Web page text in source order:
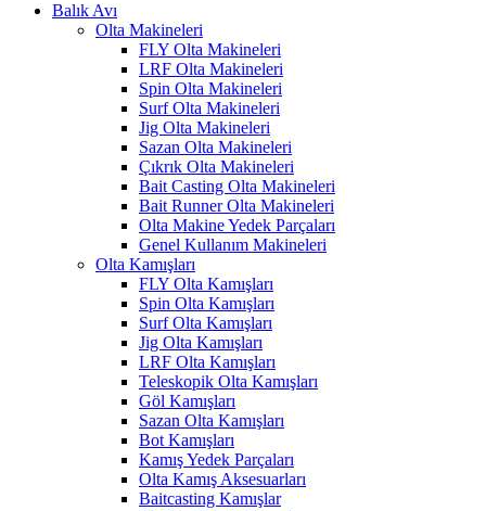
Balık Avı
Olta Makineleri
FLY Olta Makineleri
LRF Olta Makineleri
Spin Olta Makineleri
Surf Olta Makineleri
Jig Olta Makineleri
Sazan Olta Makineleri
Çıkrık Olta Makineleri
Bait Casting Olta Makineleri
Bait Runner Olta Makineleri
Olta Makine Yedek Parçaları
Genel Kullanım Makineleri
Olta Kamışları
FLY Olta Kamışları
Spin Olta Kamışları
Surf Olta Kamışları
Jig Olta Kamışları
LRF Olta Kamışları
Teleskopik Olta Kamışları
Göl Kamışları
Sazan Olta Kamışları
Bot Kamışları
Kamış Yedek Parçaları
Olta Kamış Aksesuarları
Baitcasting Kamışlar